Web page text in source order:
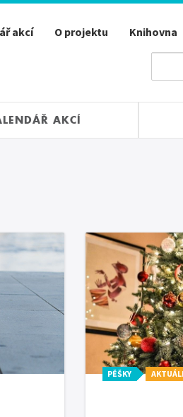
akcí O projektu Knihovna
AKCÍ
PĚŠKY